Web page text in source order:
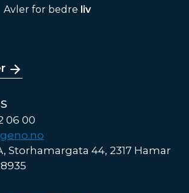
Avler for bedre liv
06 00
Storhamargata 44, 2317 Hamar